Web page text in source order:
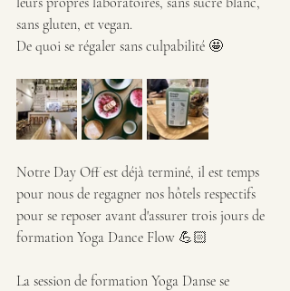
sans gluten, et vegan.
De quoi se régaler sans culpabilité 🤩
Notre Day Off est déjà terminé, il est temps
pour nous de regagner nos hôtels respectifs
pour se reposer avant d'assurer trois jours de
formation Yoga Dance Flow 💪🏻
La session de formation Yoga Danse se